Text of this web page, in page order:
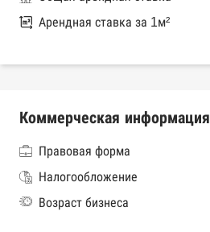
Арендная ставка за 1м²
Коммерческая информация
Правовая форма
Налогообложение
Возраст бизнеса